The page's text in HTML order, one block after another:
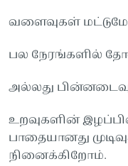
வளைவுகள்
பல நேரங்களில்
அல்லது
உறவுகளின்
பாதையானது
நினைக்கிறோம்.